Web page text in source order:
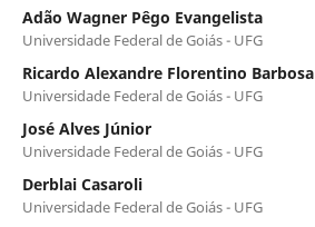
Adão Wagner Pêgo Evangelista
Universidade Federal de Goiás - UFG
Ricardo Alexandre Florentino Barbosa
Universidade Federal de Goiás - UFG
José Alves Júnior
Universidade Federal de Goiás - UFG
Derblai Casaroli
Universidade Federal de Goiás - UFG